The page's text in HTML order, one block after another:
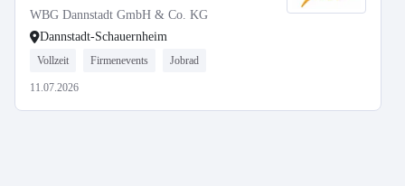
WBG Dannstadt GmbH & Co. KG
Dannstadt-Schauernheim
Vollzeit Firmenevents Jobrad
11.07.2026